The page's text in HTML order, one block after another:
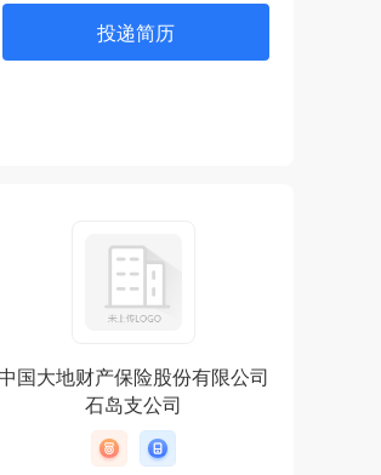
投递简历
中国大地财产保险股份有限公司
石岛支公司